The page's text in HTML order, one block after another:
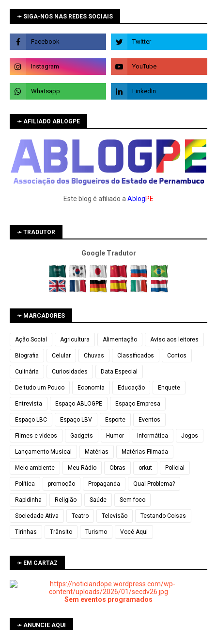
➛ SIGA-NOS NAS REDES SOCIAIS
➛ AFILIADO ABLOGPE
Este blog é afiliado aAblogPE
➛ TRADUTOR
Google Tradutor
➛ MARCADORES
Ação Social Agricultura Alimentação Aviso aos leitores
Biografia Celular Chuvas Classificados Contos
Culinária Curiosidades Data Especial
De tudo um Pouco Economia Educação Enquete
Entrevista Espaço ABLOGPE Espaço Empresa
Espaço LBC Espaço LBV Esporte Eventos
Filmes e vídeos Gadgets Humor Informática Jogos
Lançamento Musical Matérias Matérias Filmada
Meio ambiente Meu Rádio Obras orkut Policial
Política promoção Propaganda Qual Problema?
Rapidinha Religião Saúde Sem foco
Sociedade Ativa Teatro Televisão Testando Coisas
Tirinhas Trânsito Turismo Você Aqui
➛ EM CARTAZ
Sem eventos programados
➛ ANUNCIE AQUI